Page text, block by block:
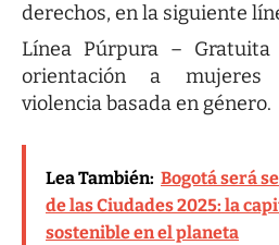
derechos, en la siguiente
Línea Púrpura – Gratuita
orientación a mujeres
violencia basada en género.
Lea También: Bogotá será
de las Ciudades 2025: la
sostenible en el planeta